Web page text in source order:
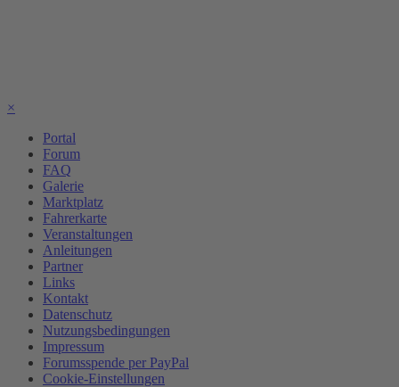
×
Portal
Forum
FAQ
Galerie
Marktplatz
Fahrerkarte
Veranstaltungen
Anleitungen
Partner
Links
Kontakt
Datenschutz
Nutzungsbedingungen
Impressum
Forumsspende per PayPal
Cookie-Einstellungen